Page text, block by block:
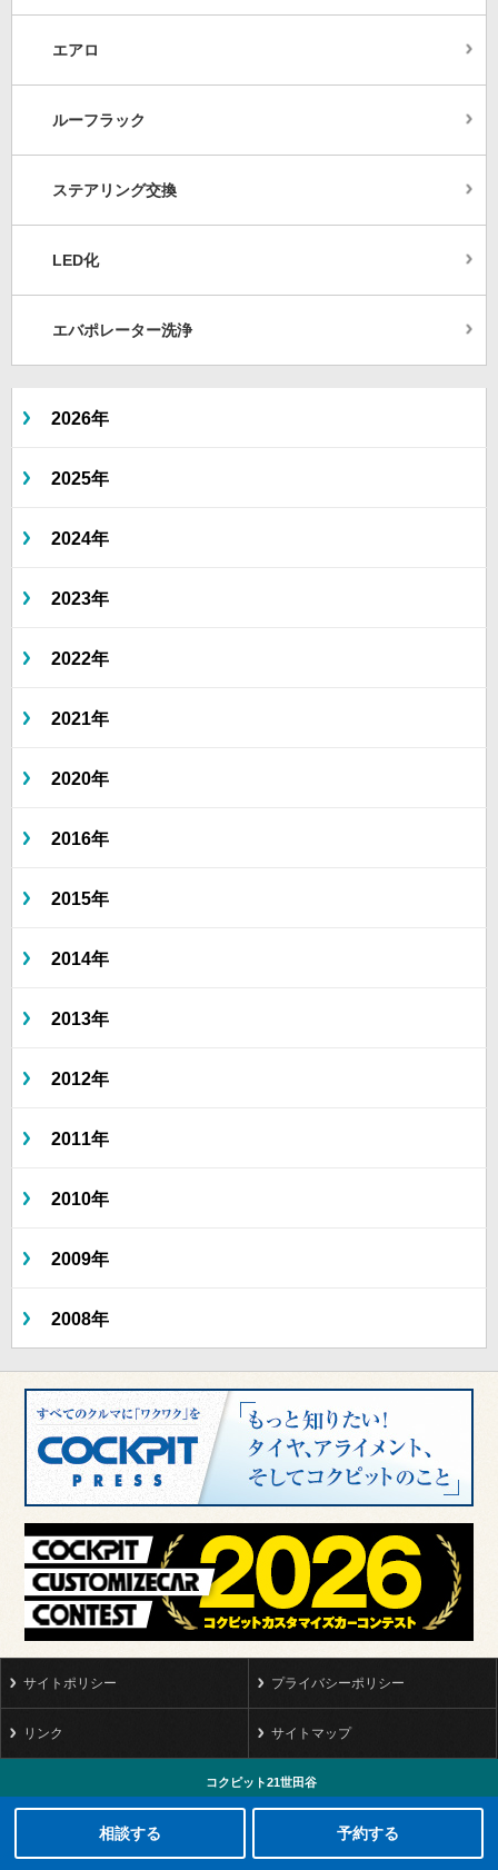
エアロ
ルーフラック
ステアリング交換
LED化
エバポレーター洗浄
2026年
2025年
2024年
2023年
2022年
2021年
2020年
2016年
2015年
2014年
2013年
2012年
2011年
2010年
2009年
2008年
サイトポリシー プライバシーポリシー
リンク サイトマップ
コクピット21世田谷
03-3415-9311
相談する 予約する